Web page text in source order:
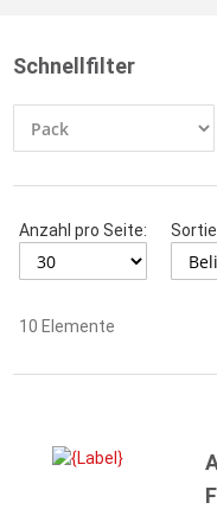
Schnellfilter
Anzahl pro Seite:
10 Elemente